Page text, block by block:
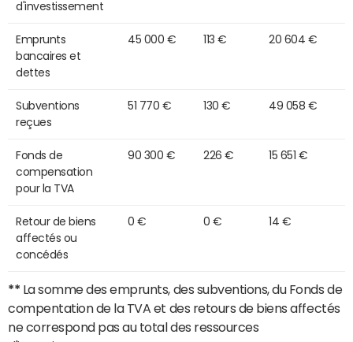
d'investissement
Emprunts
bancaires et
dettes
45 000 € 113 € 20 604 €
Subventions
reçues
51 770 € 130 € 49 058 €
Fonds de
compensation
pour la TVA
90 300 € 226 € 15 651 €
Retour de biens
affectés ou
concédés
0 € 0 € 14 €
** La somme des emprunts, des subventions, du Fonds de
compentation de la TVA et des retours de biens affectés
ne correspond pas au total des ressources